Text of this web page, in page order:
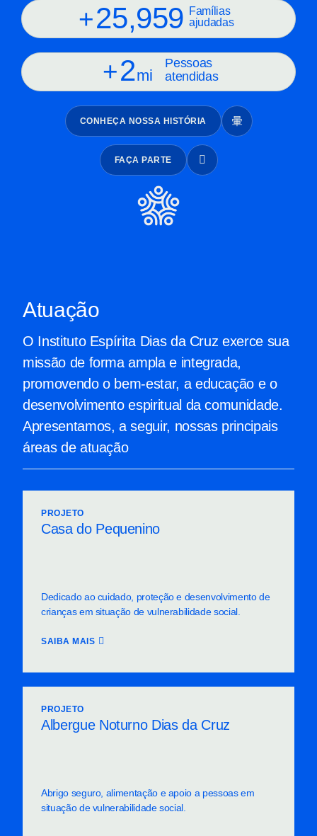
+26,000 Famílias
ajudadas
+2mi
Pessoas
atendidas
CONHEÇA NOSSA HISTÓRIA
FAÇA PARTE
Atuação
O Instituto Espírita Dias da Cruz exerce sua
missão de forma ampla e integrada,
promovendo o bem-estar, a educação e o
desenvolvimento espiritual da comunidade.
Apresentamos, a seguir, nossas principais
áreas de atuação
PROJETO
Casa do Pequenino
Dedicado ao cuidado, proteção e desenvolvimento de
crianças em situação de vulnerabilidade social.
SAIBA MAIS
PROJETO
Albergue Noturno Dias da Cruz
Abrigo seguro, alimentação e apoio a pessoas em
situação de vulnerabilidade social.